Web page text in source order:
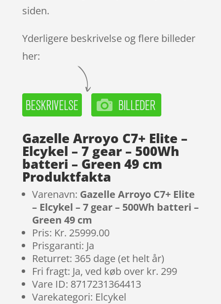
siden.
Yderligere beskrivelse og flere billeder
her:
Gazelle Arroyo C7+ Elite –
Elcykel – 7 gear – 500Wh
batteri – Green 49 cm
Produktfakta
Varenavn: Gazelle Arroyo C7+ Elite
– Elcykel – 7 gear – 500Wh batteri –
Green 49 cm
Pris: Kr. 25999.00
Prisgaranti: Ja
Returret: 365 dage (et helt år)
Fri fragt: Ja, ved køb over kr. 299
Vare ID: 8717231364413
Varekategori: Elcykel